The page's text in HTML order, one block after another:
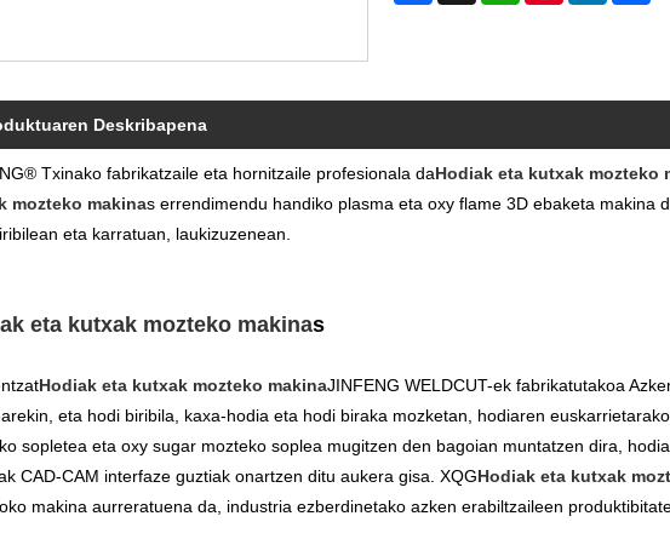
Deskribapena
Txinako fabrikatzaile eta hornitzaile profesionala daHodiak eta kutxak mozteko
mozteko makinas errendimendu handiko plasma eta oxy flame 3D ebaketa makina
eta karratuan, laukizuzenean.
eta kutxak mozteko makinas
Hodiak eta kutxak mozteko makinaJINFENG WELDCUT-ek fabrikatutakoa
eta hodi biribila, kaxa-hodia eta hodi biraka mozketan, hodiaren
sopletea eta oxy sugar mozteko soplea mugitzen den bagoian muntatzen dira,
CAD-CAM interfaze guztiak onartzen ditu aukera gisa. XQGHodiak eta kutxak
makina aurreratuena da, industria ezberdinetako azken erabiltzaileen